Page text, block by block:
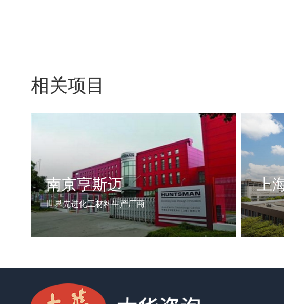
相关项目
南京亨斯迈
世界先进化工材料生产厂商